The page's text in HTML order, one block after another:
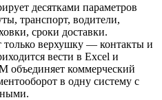
десятками параметров
транспорт, водители,
сроки доставки.
верхушку — контакты и
вести в Excel и
объединяет коммерческий
в одну систему с